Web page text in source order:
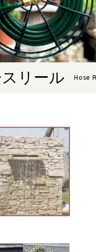
リール Hose